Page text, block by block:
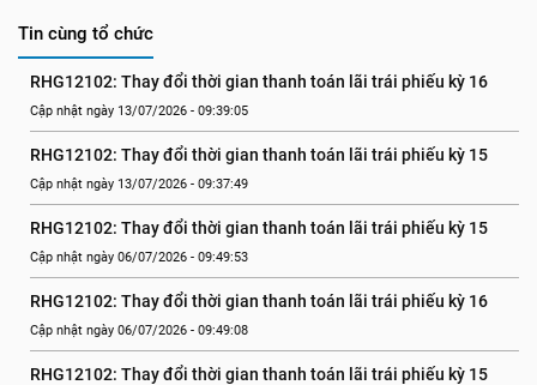
Tin cùng tổ chức
RHG12102: Thay đổi thời gian thanh toán lãi trái phiếu kỳ 16
Cập nhật ngày 13/07/2026 - 09:39:05
RHG12102: Thay đổi thời gian thanh toán lãi trái phiếu kỳ 15
Cập nhật ngày 13/07/2026 - 09:37:49
RHG12102: Thay đổi thời gian thanh toán lãi trái phiếu kỳ 15
Cập nhật ngày 06/07/2026 - 09:49:53
RHG12102: Thay đổi thời gian thanh toán lãi trái phiếu kỳ 16
Cập nhật ngày 06/07/2026 - 09:49:08
RHG12102: Thay đổi thời gian thanh toán lãi trái phiếu kỳ 15